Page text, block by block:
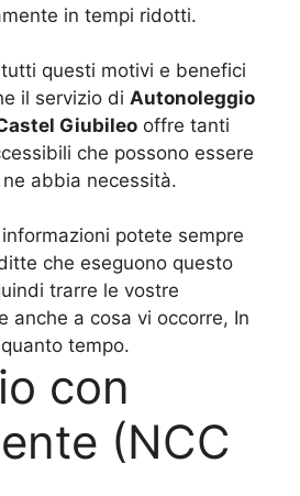
in tempi ridotti.
questi motivi e benefici
il servizio di Autonoleggio
Giubileo offre tanti
che possono essere
abbia necessità.
potete sempre
che eseguono questo
trarre le vostre
anche a cosa vi occorre, In
tempo.
con
(NCC